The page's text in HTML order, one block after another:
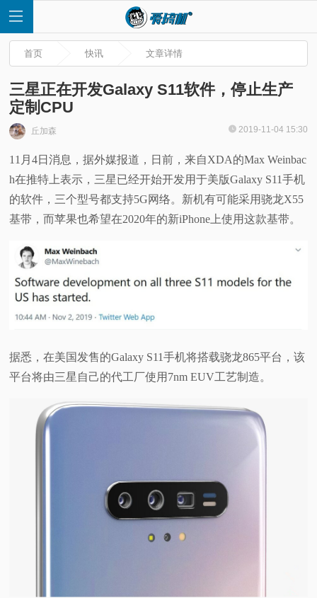
首
页
快
评
测
频
首页 快讯 文章详情
三星正在开发Galaxy S11软件，停止生产
定制CPU
丘加森 2019-11-04 15:30
11月4日消息，据外媒报道，日前，来自XDA的Max Weinbac
h在推特上表示，三星已经开始开发用于美版Galaxy S11手机
的软件，三个型号都支持5G网络。新机有可能采用骁龙X55
基带，而苹果也希望在2020年的新iPhone上使用这款基带。
据悉，在美国发售的Galaxy S11手机将搭载骁龙865平台，该
平台将由三星自己的代工厂使用7nm EUV工艺制造。